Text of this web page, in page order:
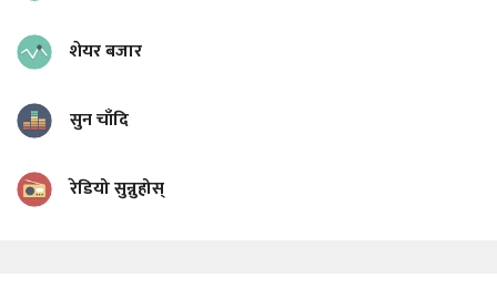
शेयर बजार
सुन चाँदि
रेडियो सुन्नुहोस्